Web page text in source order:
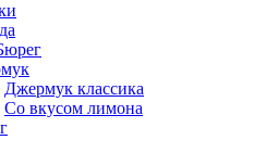
Джермук классика
Со вкусом лимона